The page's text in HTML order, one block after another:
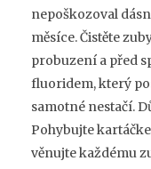
nepoškozoval
měsíce. Čistěte
probuzení a před
fluoridem, který
samotné nestačí.
Pohybujte
věnujte každému